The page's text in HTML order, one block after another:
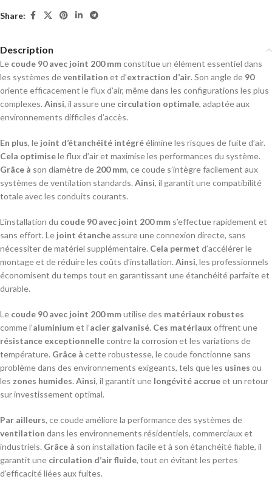
Share:
Description
Le coude 90 avec joint 200 mmconstitue un élément essentiel dans
les systèmes deventilation et d’extraction d’air. Son angle de 90
oriente efficacement le flux d’air, même dans les configurations les plus
complexes. Ainsi, il assure une circulation optimale, adaptée aux
environnements difficiles d’accès.
En plus, le joint d’étanchéité intégréélimine les risques de fuite d’air.
Cela optimisele flux d’air et maximise les performances du système.
Grâce à son diamètre de 200 mm, ce coude s’intègre facilement aux
systèmes de ventilation standards. Ainsi, il garantit une compatibilité
totale avec les conduits courants.
L’installation du coude 90 avec joint 200 mm s’effectue rapidement et
sans effort. Le joint étancheassure une connexion directe, sans
nécessiter de matériel supplémentaire. Cela permet d’accélérer le
montage et de réduire les coûts d’installation. Ainsi, les professionnels
économisent du temps tout en garantissant une étanchéité parfaite et
durable.
Le coude 90 avec joint 200 mmutilise des matériaux robustes
comme l’aluminiumet l’acier galvanisé. Ces matériaux offrent une
résistance exceptionnellecontre la corrosion et les variations de
température. Grâce à cette robustesse, le coude fonctionne sans
problème dans des environnements exigeants, tels que les usines ou
les zones humides. Ainsi, il garantit une longévité accrueet un retour
sur investissement optimal.
Par ailleurs, ce coude améliore la performance des systèmes de
ventilation dans les environnements résidentiels, commerciaux et
industriels. Grâce à son installation facile et à son étanchéité fiable, il
garantit une circulation d’air fluide, tout en évitant les pertes
d’efficacité liées aux fuites.